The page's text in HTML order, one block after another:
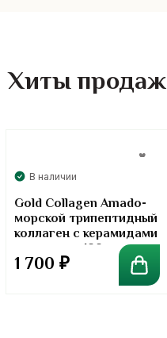
Хиты продаж
В наличии
Gold Collagen Amado-
морской трипептидный
коллаген с керамидами
в порошке. 100 грамм
1 700 ₽